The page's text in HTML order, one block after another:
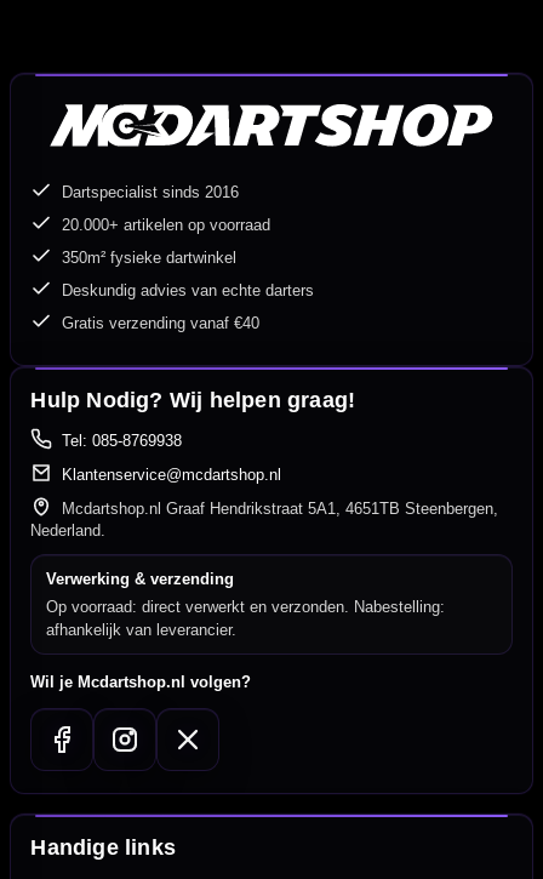
Dartspecialist sinds 2016
20.000+ artikelen op voorraad
350m² fysieke dartwinkel
Deskundig advies van echte darters
Gratis verzending vanaf €40
Hulp Nodig? Wij helpen graag!
Tel: 085-8769938
Klantenservice@mcdartshop.nl
Mcdartshop.nl Graaf Hendrikstraat 5A1, 4651TB Steenbergen,
Nederland.
Verwerking & verzending
Op voorraad: direct verwerkt en verzonden. Nabestelling:
afhankelijk van leverancier.
Wil je Mcdartshop.nl volgen?
Handige links